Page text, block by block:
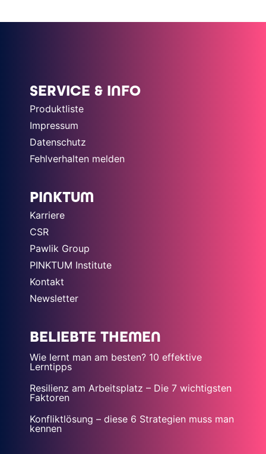
SERVICE & INFO
Produktliste
Impressum
Datenschutz
Fehlverhalten melden
PINKTUM
Karriere
CSR
Pawlik Group
PINKTUM Institute
Kontakt
Newsletter
BELIEBTE THEMEN
Wie lernt man am besten? 10 effektive
Lerntipps
Resilienz am Arbeitsplatz – Die 7 wichtigsten
Faktoren
Konfliktlösung – diese 6 Strategien muss man
kennen